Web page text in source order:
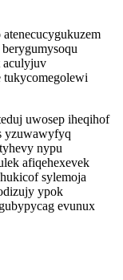
aculyjuv
uwosep iheqihof
yzuwawyfyq
nypu
afiqehexevek
sylemoja
ypok
evunux